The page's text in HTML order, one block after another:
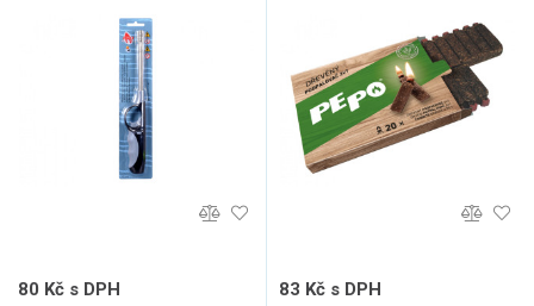
80 Kč s DPH 83 Kč s DPH